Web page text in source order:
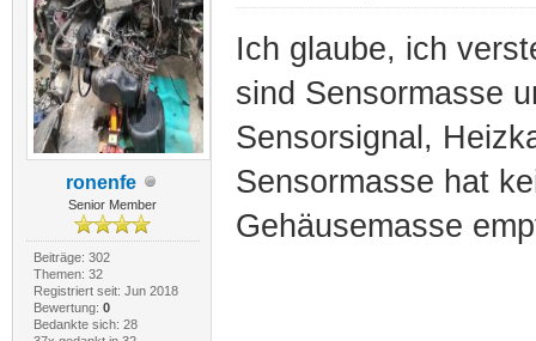
ronenfe
Senior Member
Beiträge: 302
Themen: 32
Registriert seit: Jun 2018
Bewertung: 0
Bedankte sich: 28
Ich glaube, ich
sind Sensormasse
Sensorsignal,
Sensormasse hat
Gehäusemasse